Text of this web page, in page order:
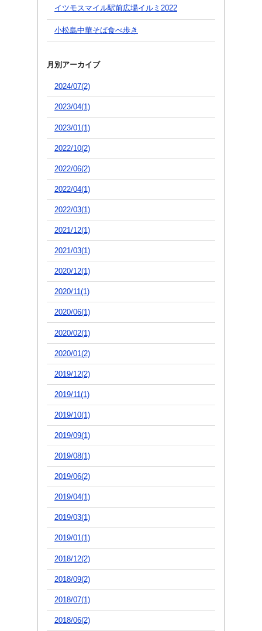
イツモスマイル駅前広場イルミ2022
小松島中華そば食べ歩き
月別アーカイブ
2024/07(2)
2023/04(1)
2023/01(1)
2022/10(2)
2022/06(2)
2022/04(1)
2022/03(1)
2021/12(1)
2021/03(1)
2020/12(1)
2020/11(1)
2020/06(1)
2020/02(1)
2020/01(2)
2019/12(2)
2019/11(1)
2019/10(1)
2019/09(1)
2019/08(1)
2019/06(2)
2019/04(1)
2019/03(1)
2019/01(1)
2018/12(2)
2018/09(2)
2018/07(1)
2018/06(2)